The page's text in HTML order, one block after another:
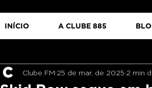
INÍCIO A CLUBE 885
Clube FM 25 de mar. de 2025 2 min